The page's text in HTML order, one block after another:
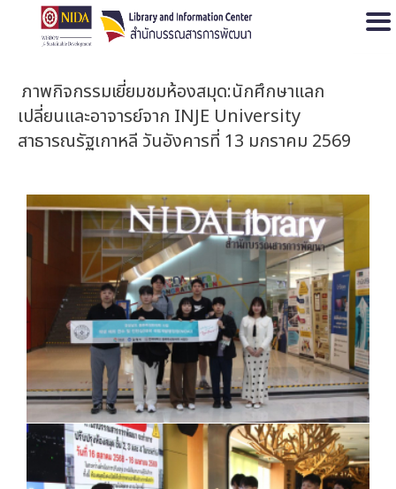
ภาพกิจกรรมเยี่ยมชมห้องสมุด:นักศึกษาแลก
เปลี่ยนและอาจารย์จาก INJE University
สาธารณรัฐเกาหลี วันอังคารที่ 13 มกราคม 2569